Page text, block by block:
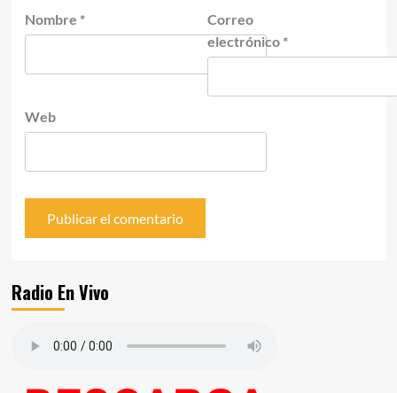
Nombre *
Correo
electrónico *
Web
Radio En Vivo